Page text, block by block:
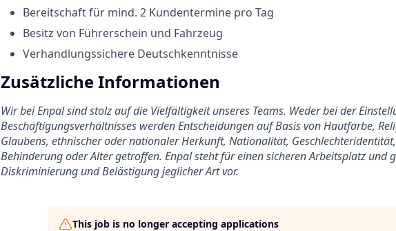
Bereitschaft für mind. 2 Kundentermine pro Tag
Besitz von Führerschein und Fahrzeug
Verhandlungssichere Deutschkenntnisse
Zusätzliche Informationen
Wir bei Enpal sind stolz auf die Vielfältigkeit unseres Teams. Weder bei der
Beschäftigungsverhältnisses werden Entscheidungen auf Basis von Hautfarbe,
Glaubens, ethnischer oder nationaler Herkunft, Nationalität,
Behinderung oder Alter getroffen. Enpal steht für einen sicheren Arbeitsplatz und
Diskriminierung und Belästigung jeglicher Art vor.
This job is no longer accepting applications